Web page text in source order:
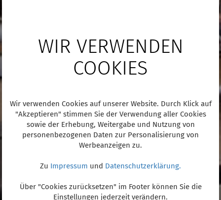
WIR VERWENDEN
COOKIES
Wir verwenden Cookies auf unserer Website. Durch Klick auf
"Akzeptieren" stimmen Sie der Verwendung aller Cookies
sowie der Erhebung, Weitergabe und Nutzung von
personenbezogenen Daten zur Personalisierung von
Werbeanzeigen zu.
Zu Impressum und Datenschutzerklärung.
Über "Cookies zurücksetzen" im Footer können Sie die
Einstellungen jederzeit verändern.